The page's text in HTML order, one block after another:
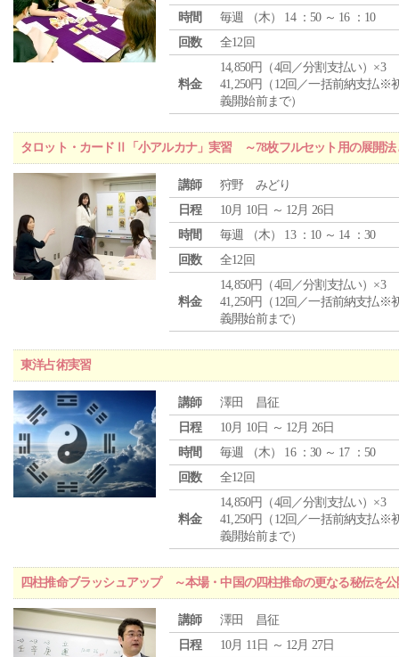
時間
毎週 （木） 14 ：50 ～ 16 ：10
回数
全12回
料金
14,850円（4回／分割支払い）×3
41,250円（12回／一括前納支払※
義開始前まで）
タロット・カードⅡ「小アルカナ」実習 ～78枚フルセット用の展開法
講師
狩野 みどり
日程
10月 10日 ～ 12月 26日
時間
毎週 （木） 13 ：10 ～ 14 ：30
回数
全12回
料金
14,850円（4回／分割支払い）×3
41,250円（12回／一括前納支払※
義開始前まで）
東洋占術実習
講師
澤田 昌征
日程
10月 10日 ～ 12月 26日
時間
毎週 （木） 16 ：30 ～ 17 ：50
回数
全12回
料金
14,850円（4回／分割支払い）×3
41,250円（12回／一括前納支払※
義開始前まで）
四柱推命ブラッシュアップ ～本場・中国の四柱推命の更なる秘伝を
講師
澤田 昌征
日程
10月 11日 ～ 12月 27日